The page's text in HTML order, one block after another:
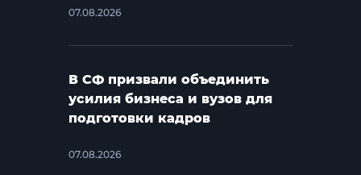
07.08.2026
В СФ призвали объединить
усилия бизнеса и вузов для
подготовки кадров
07.08.2026